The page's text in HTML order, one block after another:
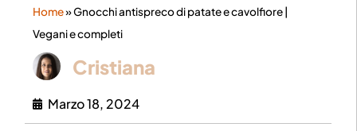
Home»Gnocchi antispreco di patate e cavolfiore |
Vegani e completi
Cristiana
Marzo 18, 2024